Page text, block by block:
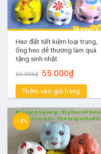
Heo đất tiết kiệm loại trung,
ống heo dễ thương làm quà
tặng sinh nhật
65.000₫ Giá
gốc
là:
65.000₫.
55.000₫Giá
hiện
tại
là:
55.000₫.
Thêm vào giỏ hàng
-14%